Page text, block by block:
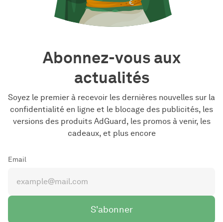
Abonnez-vous aux
actualités
Soyez le premier à recevoir les dernières nouvelles sur la
confidentialité en ligne et le blocage des publicités, les
versions des produits AdGuard, les promos à venir, les
cadeaux, et plus encore
Email
S'abonner